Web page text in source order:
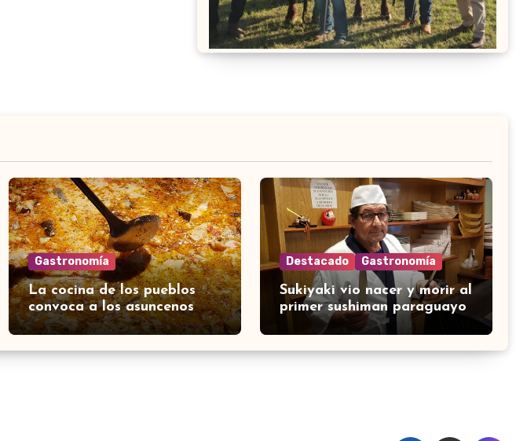
Gastronomía
La cocina de los pueblos
convoca a los asuncenos
Destacado Gastronomía
Sukiyaki vio nacer y morir al
primer sushiman paraguayo